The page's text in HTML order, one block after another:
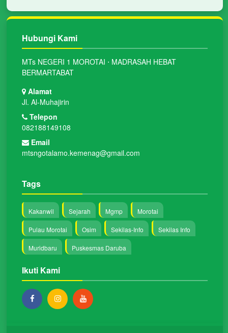
Hubungi Kami
MTs NEGERI 1 MOROTAI ⋅ MADRASAH HEBAT
BERMARTABAT
Alamat
Jl. Al-Muhajirin
Telepon
082188149108
Email
mtsngotalamo.kemenag@gmail.com
Tags
Kakanwil Sejarah Mgmp Morotai
Pulau Morotai Osim Sekilas-Info Sekilas Info
Muridbaru Puskesmas Daruba
Ikuti Kami